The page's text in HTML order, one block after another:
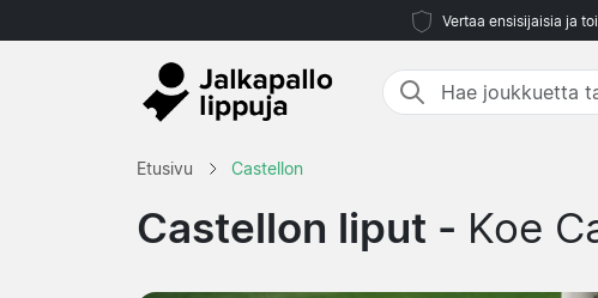
Vertaa ensisijaisia ja
Etusivu Castellon
Castellon liput - Koe